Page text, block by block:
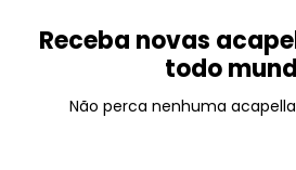
Receba novas
todo
Não perca nenhuma